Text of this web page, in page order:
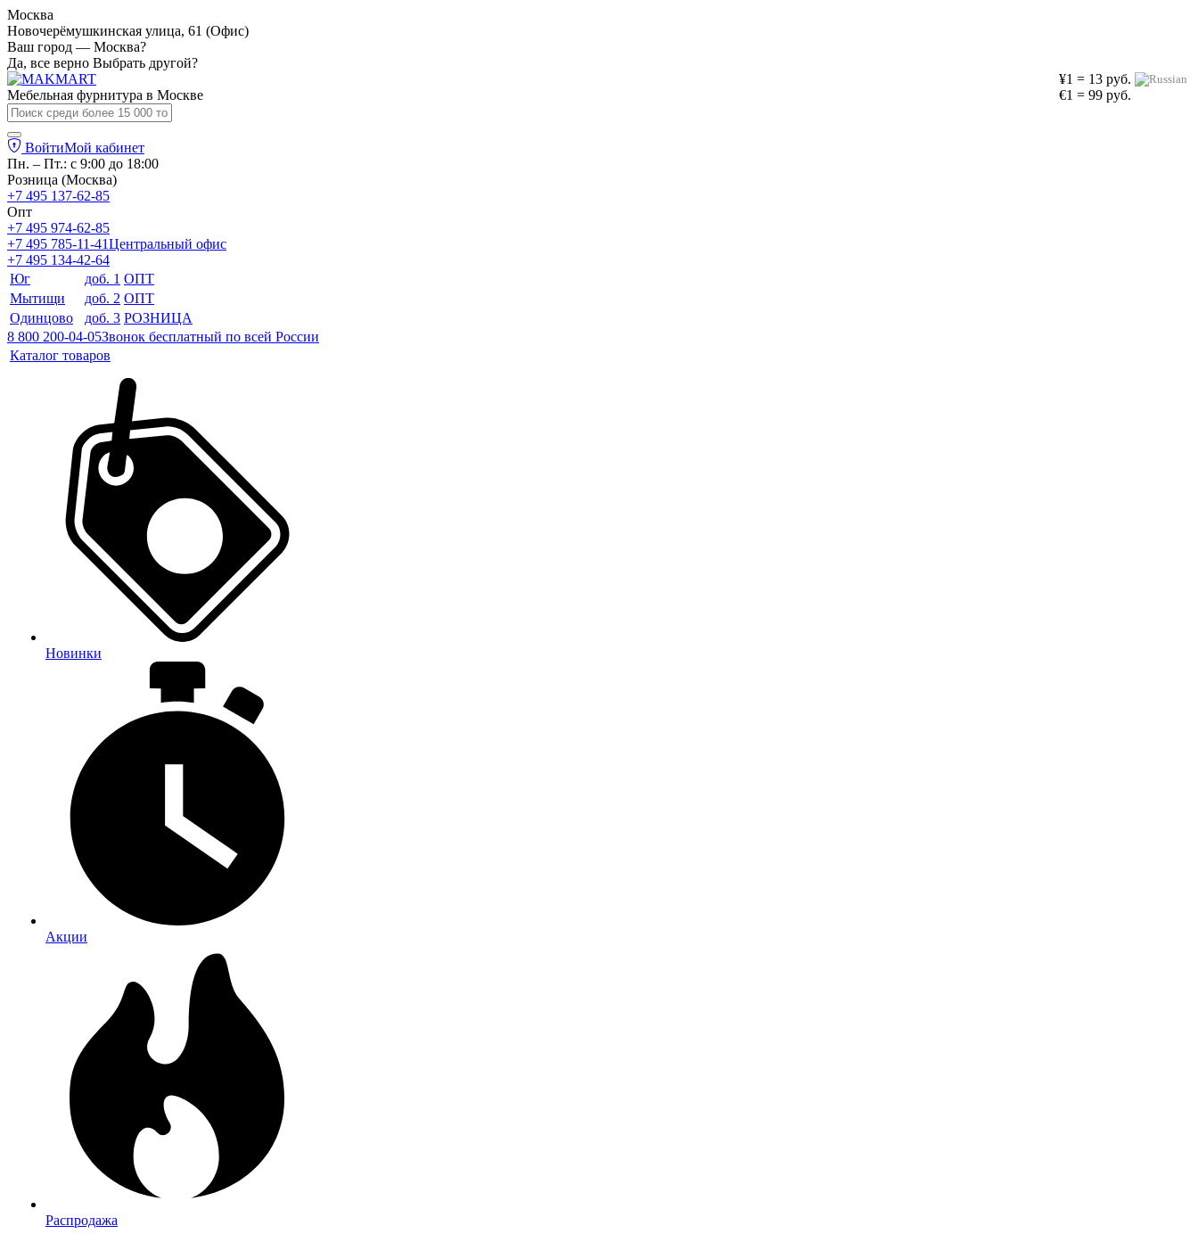
Москва
Новочерёмушкинская улица, 61 (Офис)
Ваш город — Москва?
Да, все верно Выбрать другой?
¥1 = 13 руб.
€1 = 99 руб.
Мебельная фурнитура в Москве
ВойтиМой кабинет
Пн. – Пт.: с 9:00 до 18:00
Розница (Москва)
+7 495 137-62-85
Опт
+7 495 974-62-85
+7 495 785-11-41Центральный офис
+7 495 134-42-64
Юг
доб. 1 ОПТ
Мытищи
доб. 2 ОПТ
Одинцово
доб. 3 РОЗНИЦА
8 800 200-04-05Звонок бесплатный по всей России
Каталог товаров
Новинки
Акции
Распродажа